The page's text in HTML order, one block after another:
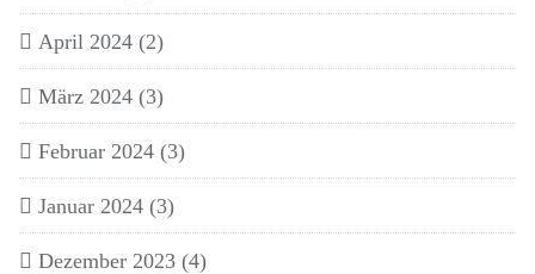
April 2024 (2)
März 2024 (3)
Februar 2024 (3)
Januar 2024 (3)
Dezember 2023 (4)